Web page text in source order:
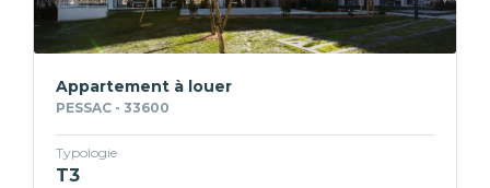
Appartement à louer
PESSAC - 33600
Typologie
T3